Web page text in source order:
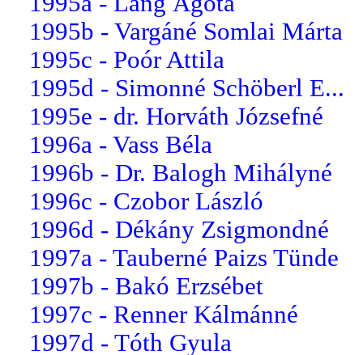
1995b - Vargáné Somlai Márta
1995c - Poór Attila
1995d - Simonné Schöberl E...
1995e - dr. Horváth Józsefné
1996a - Vass Béla
1996b - Dr. Balogh Mihályné
1996c - Czobor László
1996d - Dékány Zsigmondné
1997a - Tauberné Paizs Tünde
1997b - Bakó Erzsébet
1997c - Renner Kálmánné
1997d - Tóth Gyula